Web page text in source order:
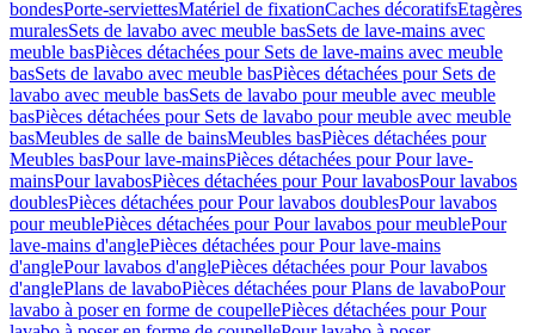
bondesPorte-serviettesMatériel de fixationCaches décoratifsEtagères
muralesSets de lavabo avec meuble basSets de lave-mains avec
meuble basPièces détachées pour Sets de lave-mains avec meuble
basSets de lavabo avec meuble basPièces détachées pour Sets de
lavabo avec meuble basSets de lavabo pour meuble avec meuble
basPièces détachées pour Sets de lavabo pour meuble avec meuble
basMeubles de salle de bainsMeubles basPièces détachées pour
Meubles basPour lave-mainsPièces détachées pour Pour lave-
mainsPour lavabosPièces détachées pour Pour lavabosPour lavabos
doublesPièces détachées pour Pour lavabos doublesPour lavabos
pour meublePièces détachées pour Pour lavabos pour meublePour
lave-mains d'anglePièces détachées pour Pour lave-mains
d'anglePour lavabos d'anglePièces détachées pour Pour lavabos
d'anglePlans de lavaboPièces détachées pour Plans de lavaboPour
lavabo à poser en forme de coupellePièces détachées pour Pour